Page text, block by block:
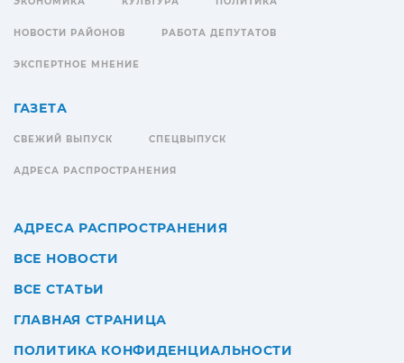
НОВОСТИ РАЙОНОВ РАБОТА ДЕПУТАТОВ
ЭКСПЕРТНОЕ МНЕНИЕ
ГАЗЕТА
СВЕЖИЙ ВЫПУСК СПЕЦВЫПУСК
АДРЕСА РАСПРОСТРАНЕНИЯ
АДРЕСА РАСПРОСТРАНЕНИЯ
ВСЕ НОВОСТИ
ВСЕ СТАТЬИ
ГЛАВНАЯ СТРАНИЦА
ПОЛИТИКА КОНФИДЕНЦИАЛЬНОСТИ